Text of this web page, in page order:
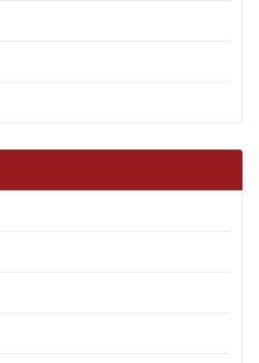
tiếp của tôi.
làm &amp;apos;tay
tuyên bố chỉ tìm người
dệt từ chuối